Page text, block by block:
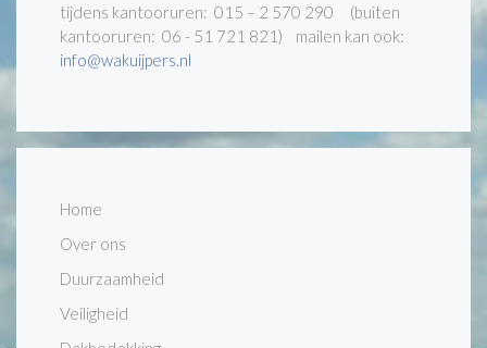
tijdens kantooruren: 015 – 2 570 290 (buiten
kantooruren: 06 - 51 721 821) mailen kan ook:
info@wakuijpers.nl
Home
Over ons
Duurzaamheid
Veiligheid